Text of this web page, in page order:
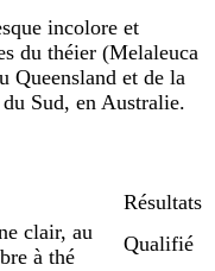
incolore et
du théier (Melaleuca
Queensland et de la
Sud, en Australie.
Résultats
clair, au
à thé
Qualifié